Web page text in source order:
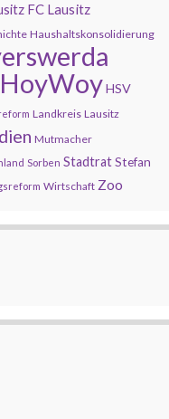
FC Lausitz
Haushaltskonsolidierung
HoyWoyHSV
Landkreis Lausitz
Mutmacher
Sorben StadtratStefan
Wirtschaft Zoo